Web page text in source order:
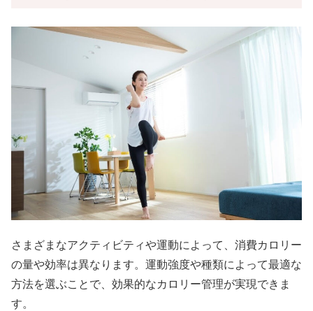
さまざまなアクティビティや運動によって、消費カロリー
の量や効率は異なります。運動強度や種類によって最適な
方法を選ぶことで、効果的なカロリー管理が実現できま
す。